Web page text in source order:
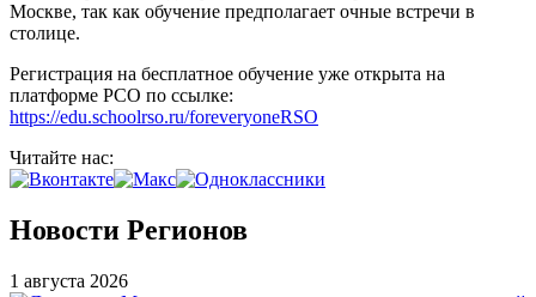
Москве, так как обучение предполагает очные встречи в
столице.
Регистрация на бесплатное обучение уже открыта на
платформе РСО по ссылке:
https://edu.schoolrso.ru/foreveryoneRSO
Читайте нас:
Новости Регионов
1 августа 2026